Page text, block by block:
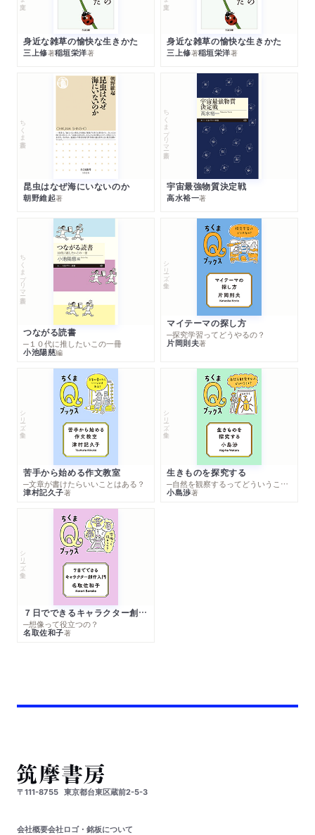
身近な雑草の愉快な生きかた
三上修著稲垣栄洋著
身近な雑草の愉快な生きかた
三上修著稲垣栄洋著
ちくま新書
昆虫はなぜ海にいないのか
朝野維起著
ちくまプリマー新書
宇宙最強物質決定戦
高水裕一著
ちくまプリマー新書
つながる読書
─１０代に推したいこの一冊
小池陽慈編
シリーズ・全集
マイテーマの探し方
─探究学習ってどうやるの？
片岡則夫著
シリーズ・全集
苦手から始める作文教室
─文章が書けたらいいことはある？
津村記久子著
シリーズ・全集
生きものを探究する
─自然を観察するってどういうこと？
小島渉著
シリーズ・全集
７日でできるキャラクター創作入門
─想像って役立つの？
名取佐和子著
〒111-8755 東京都台東区蔵前2-5-3
会社概要会社ロゴ・銘板について